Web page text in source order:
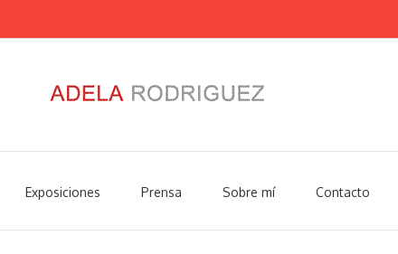
Exposiciones Prensa Sobre mí Contacto